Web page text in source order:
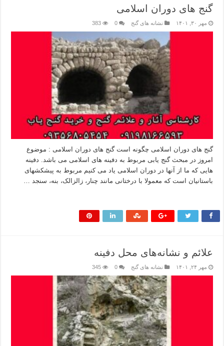
گنج های دوران اسلامی
مهر ۳۰, ۱۴۰۱ نشانه های گنج 0
383
گنج های دوران اسلامی چگونه است گنج های دوران اسلامی : موضوع
امروز در مبحث گنج یابی مربوط به دفینه های اسلامی می باشد. دفینه
هایی که ما از آنها در دوران اسلامی یاد می کنیم مربوط به پیشکشهای
باستانیان است که معمولا با درختانی مانند چنار، زالزالک، بنه، سنجد …
علائم و نشانه‌های محل دفینه
مهر ۲۴, ۱۴۰۱ نشانه های گنج 0
345